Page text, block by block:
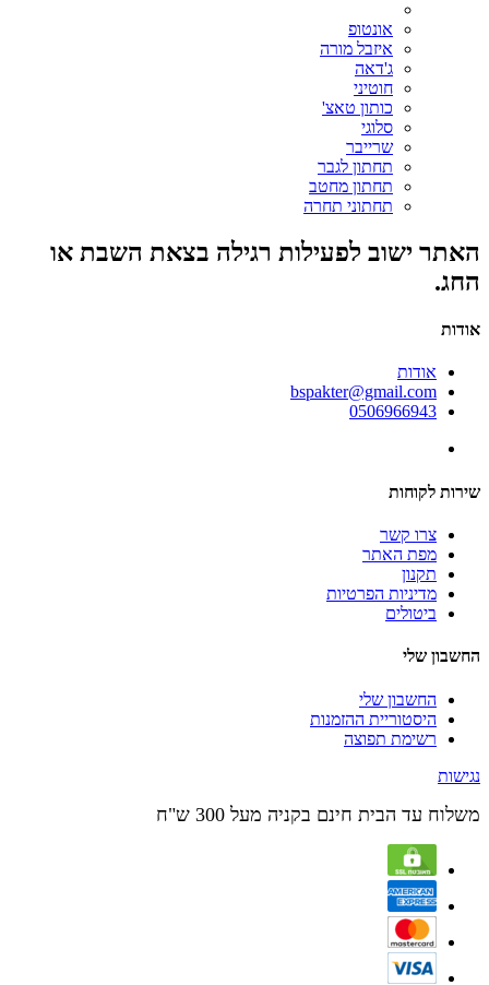
אונטופ
איזבל מורה
ג'דאה
חוטיני
כותון טאצ'
סלוגי
שרייבר
תחתון לגבר
תחתון מחטב
תחתוני תחרה
האתר ישוב לפעילות רגילה בצאת השבת או
החג.
אודות
אודות
bspakter@gmail.com
0506966943
שירות לקוחות
צרו קשר
מפת האתר
תקנון
מדיניות הפרטיות
ביטולים
החשבון שלי
החשבון שלי
היסטוריית ההזמנות
רשימת תפוצה
נגישות
משלוח עד הבית חינם בקניה מעל 300 ש"ח